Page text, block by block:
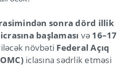
sonra dörd illik
başlaması və 16–17
növbəti Federal Açıq
iclasına sədrlik etməsi